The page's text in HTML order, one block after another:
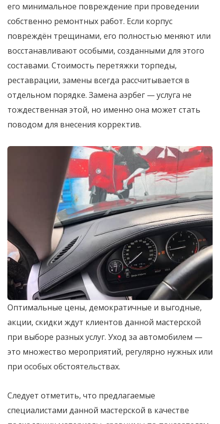
его минимальное повреждение при проведении
собственно ремонтных работ. Если корпус
повреждён трещинами, его полностью меняют или
восстанавливают особыми, созданными для этого
составами. Стоимость перетяжки торпеды,
реставрации, замены всегда рассчитывается в
отдельном порядке. Замена аэрбег — услуга не
тождественная этой, но именно она может стать
поводом для внесения корректив.
Оптимальные цены, демократичные и выгодные,
акции, скидки ждут клиентов данной мастерской
при выборе разных услуг. Уход за автомобилем —
это множество мероприятий, регулярно нужных или
при особых обстоятельствах.
Следует отметить, что предлагаемые
специалистами данной мастерской в качестве